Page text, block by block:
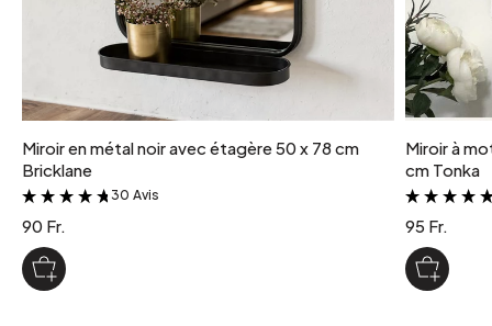
Miroir en métal noir avec étagère 50 x 78 cm
Bricklane
&
30 Avis
90 Fr.
Miroir à
cm Tonka
95 Fr.